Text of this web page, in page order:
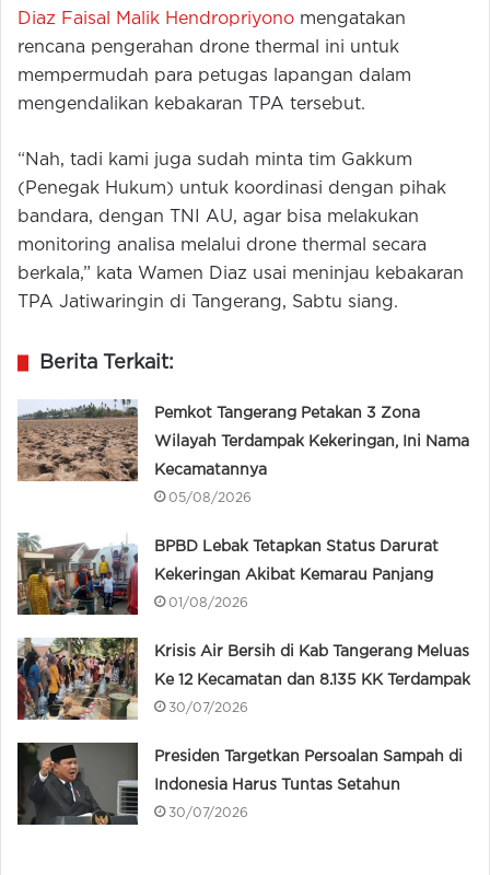
Diaz Faisal Malik Hendropriyono mengatakan
rencana pengerahan drone thermal ini untuk
mempermudah para petugas lapangan dalam
mengendalikan kebakaran TPA tersebut.
“Nah, tadi kami juga sudah minta tim Gakkum
(Penegak Hukum) untuk koordinasi dengan pihak
bandara, dengan TNI AU, agar bisa melakukan
monitoring analisa melalui drone thermal secara
berkala,” kata Wamen Diaz usai meninjau kebakaran
TPA Jatiwaringin di Tangerang, Sabtu siang.
Berita Terkait:
Pemkot Tangerang Petakan 3 Zona
Wilayah Terdampak Kekeringan, Ini Nama
Kecamatannya
05/08/2026
BPBD Lebak Tetapkan Status Darurat
Kekeringan Akibat Kemarau Panjang
01/08/2026
Krisis Air Bersih di Kab Tangerang Meluas
Ke 12 Kecamatan dan 8.135 KK Terdampak
30/07/2026
Presiden Targetkan Persoalan Sampah di
Indonesia Harus Tuntas Setahun
30/07/2026